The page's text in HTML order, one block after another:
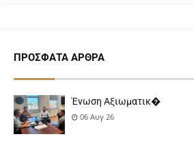
ΠΡΌΣΦΑΤΑ ΆΡΘΡΑ
Ένωση Αξιωματικ�
06 Αυγ 26